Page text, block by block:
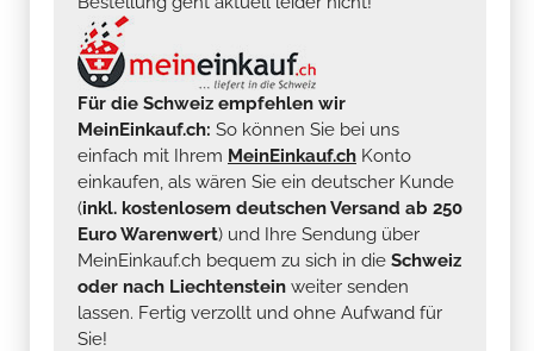
Für die Schweiz empfehlen wir
MeinEinkauf.ch: So können Sie bei uns
einfach mit Ihrem MeinEinkauf.ch Konto
einkaufen, als wären Sie ein deutscher Kunde
(inkl. kostenlosem deutschen Versand ab 250
Euro Warenwert) und Ihre Sendung über
MeinEinkauf.ch bequem zu sich in die Schweiz
oder nach Liechtenstein weiter senden
lassen. Fertig verzollt und ohne Aufwand für
Sie!